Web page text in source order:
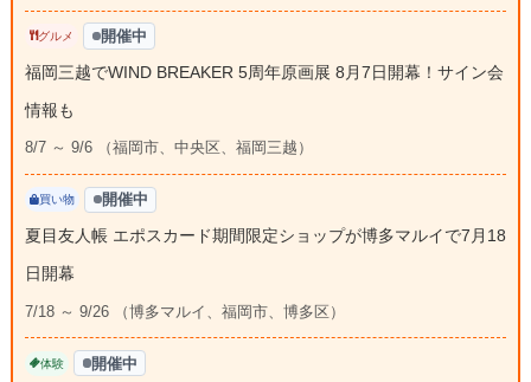
グルメ 開催中
福岡三越でWIND BREAKER 5周年原画展 8月7日開幕！サイン会
情報も
8/7 ～ 9/6 （福岡市、中央区、福岡三越）
買い物 開催中
夏目友人帳 エポスカード期間限定ショップが博多マルイで7月18
日開幕
7/18 ～ 9/26 （博多マルイ、福岡市、博多区）
体験 開催中